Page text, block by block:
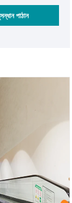
বিতরণ করব।
পাঠান